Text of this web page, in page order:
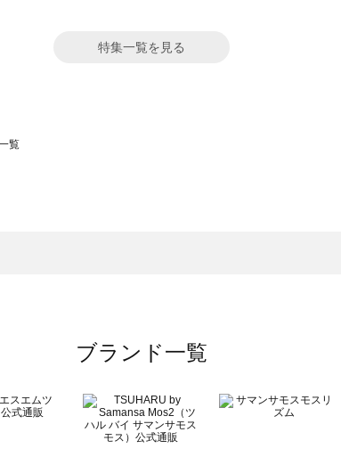
特集一覧を見る
覧
ウェア一覧
覧
ブランド一覧